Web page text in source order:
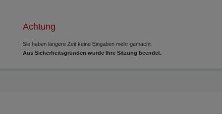
Achtung
Sie haben längere Zeit keine Eingaben mehr gemacht.
Aus Sicherheitsgründen wurde Ihre Sitzung beendet.